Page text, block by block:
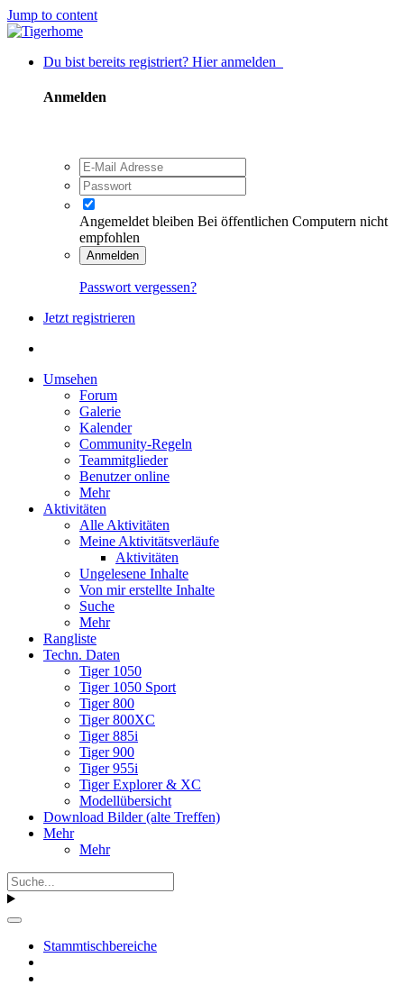
Jump to content
Du bist bereits registriert? Hier anmelden
Anmelden
Angemeldet bleiben Bei öffentlichen Computern nicht
empfohlen
Anmelden
Passwort vergessen?
Jetzt registrieren
Umsehen
Forum
Galerie
Kalender
Community-Regeln
Teammitglieder
Benutzer online
Mehr
Aktivitäten
Alle Aktivitäten
Meine Aktivitätsverläufe
Aktivitäten
Ungelesene Inhalte
Von mir erstellte Inhalte
Suche
Mehr
Rangliste
Techn. Daten
Tiger 1050
Tiger 1050 Sport
Tiger 800
Tiger 800XC
Tiger 885i
Tiger 900
Tiger 955i
Tiger Explorer & XC
Modellübersicht
Download Bilder (alte Treffen)
Mehr
Mehr
Stammtischbereiche